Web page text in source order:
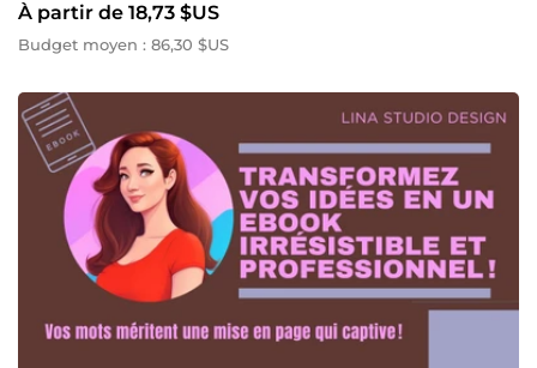
À partir de 18,73 $US
Budget moyen : 86,30 $US